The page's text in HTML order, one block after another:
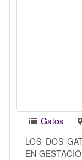
Gatos
LOS DOS
EN